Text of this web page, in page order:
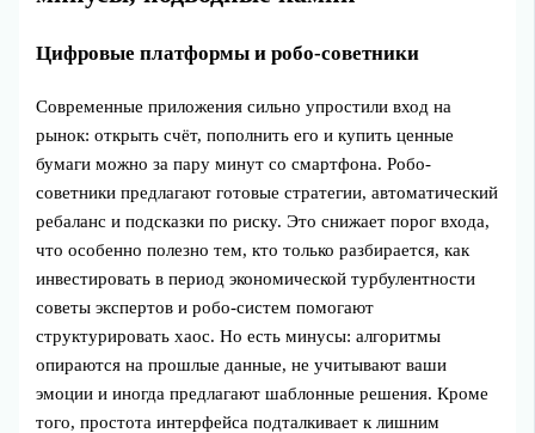
Цифровые платформы и робо-советники
Современные приложения сильно упростили вход на
рынок: открыть счёт, пополнить его и купить ценные
бумаги можно за пару минут со смартфона. Робо-
советники предлагают готовые стратегии, автоматический
ребаланс и подсказки по риску. Это снижает порог входа,
что особенно полезно тем, кто только разбирается, как
инвестировать в период экономической турбулентности
советы экспертов и робо-систем помогают
структурировать хаос. Но есть минусы: алгоритмы
опираются на прошлые данные, не учитывают ваши
эмоции и иногда предлагают шаблонные решения. Кроме
того, простота интерфейса подталкивает к лишним